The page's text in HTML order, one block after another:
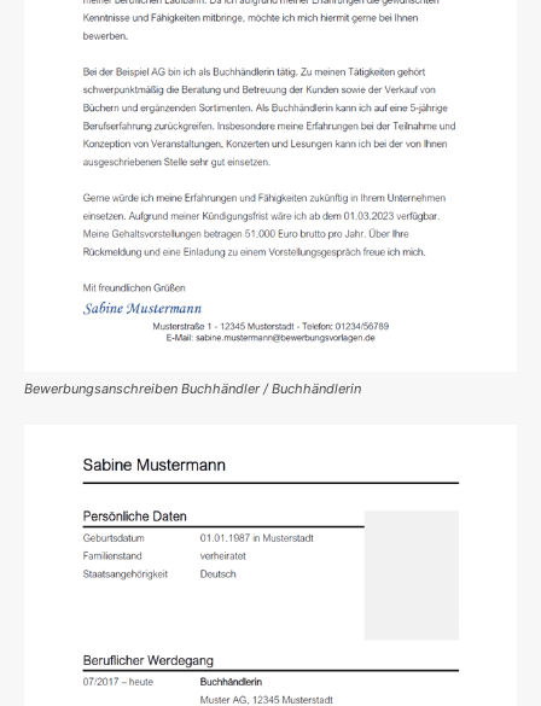
Bewerbungsanschreiben Buchhändler / Buchhändlerin